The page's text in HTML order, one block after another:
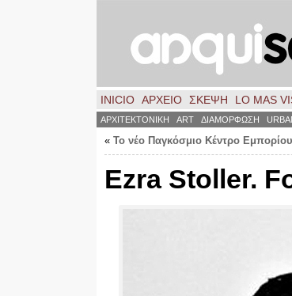
INICIO ΑΡΧΕΙΟ ΣΚΈΨΗ LO MAS
ΑΡΧΙΤΕΚΤΟΝΙΚΗ ART ΔΙΑΜΟΡΦΩΣΗ
« Το νέο Παγκόσμιο Κέντρο Εμπορίου
Ezra Stoller.